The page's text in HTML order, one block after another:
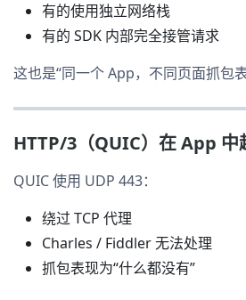
有的使用独立网络栈
有的 SDK 内部完全接管请求
这也是“同一个 App，不同页面抓包
HTTP/3（QUIC）在 App 中
QUIC 使用 UDP 443：
绕过 TCP 代理
Charles / Fiddler 无法处理
抓包表现为“什么都没有”